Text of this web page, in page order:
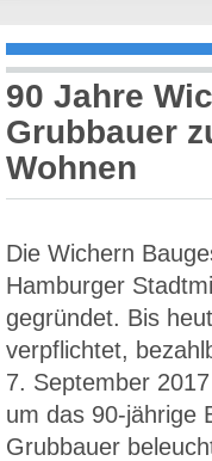
90 Jahre
Grubbauer
Wohnen
Die Wichern
Hamburger
gegründet. Bis
verpflichtet,
7. September
um das 90-jährige
Grubbauer